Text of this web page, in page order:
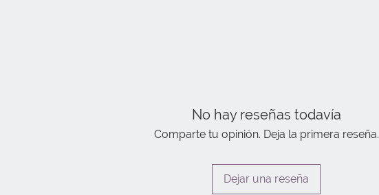
No hay reseñas todavía
Comparte tu opinión. Deja la primera reseña.
Dejar una reseña